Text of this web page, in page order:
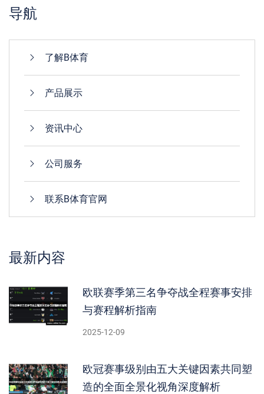
导航
了解B体育
产品展示
资讯中心
公司服务
联系B体育官网
最新内容
欧联赛季第三名争夺战全程赛事安排
与赛程解析指南
2025-12-09
欧冠赛事级别由五大关键因素共同塑
造的全面全景化视角深度解析